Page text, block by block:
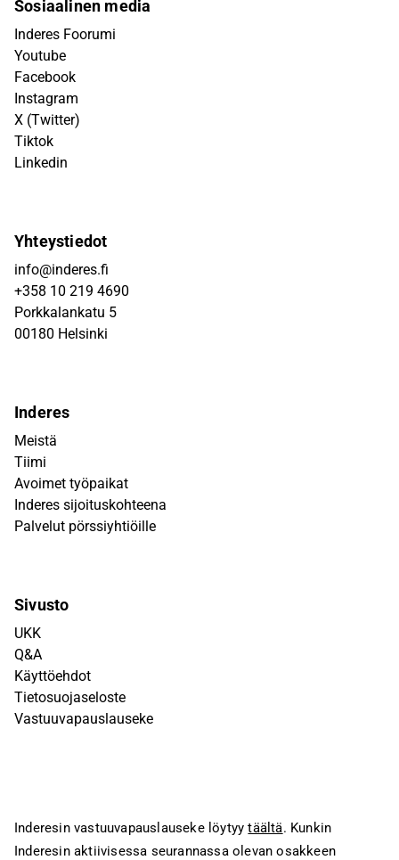
Sosiaalinen media
Inderes Foorumi
Youtube
Facebook
Instagram
X (Twitter)
Tiktok
Linkedin
Yhteystiedot
info@inderes.fi
+358 10 219 4690
Porkkalankatu 5
00180 Helsinki
Inderes
Meistä
Tiimi
Avoimet työpaikat
Inderes sijoituskohteena
Palvelut pörssiyhtiöille
Sivusto
UKK
Q&A
Käyttöehdot
Tietosuojaseloste
Vastuuvapauslauseke
Inderesin vastuuvapauslauseke löytyytäältä. Kunkin
Inderesin aktiivisessa seurannassa olevan osakkeen